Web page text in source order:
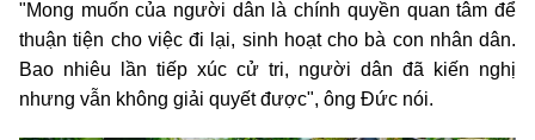
"Mong muốn của người dân là chính quyền quan tâm để
thuận tiện cho việc đi lại, sinh hoạt cho bà con nhân dân.
Bao nhiêu lần tiếp xúc cử tri, người dân đã kiến nghị
nhưng vẫn không giải quyết được", ông Đức nói.